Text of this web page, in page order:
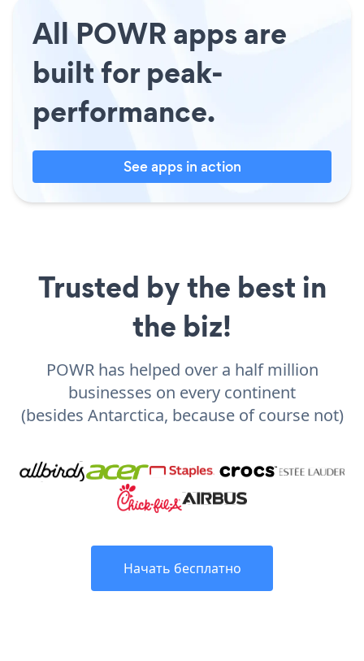
All POWR apps are
built for peak-
performance.
See apps in action
Trusted by the best in
the biz!
POWR has helped over a half million
businesses on every continent
(besides Antarctica, because of course not)
Начать бесплатно